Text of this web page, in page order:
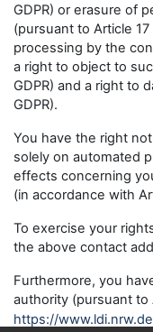
GDPR) or erasure of
(pursuant to Article
processing by the
a right to object to
GDPR) and a right to
GDPR).
You have the right
solely on automated
effects concerning
(in accordance with
To exercise your
the above contact
Furthermore, you
authority (pursuant to
https://